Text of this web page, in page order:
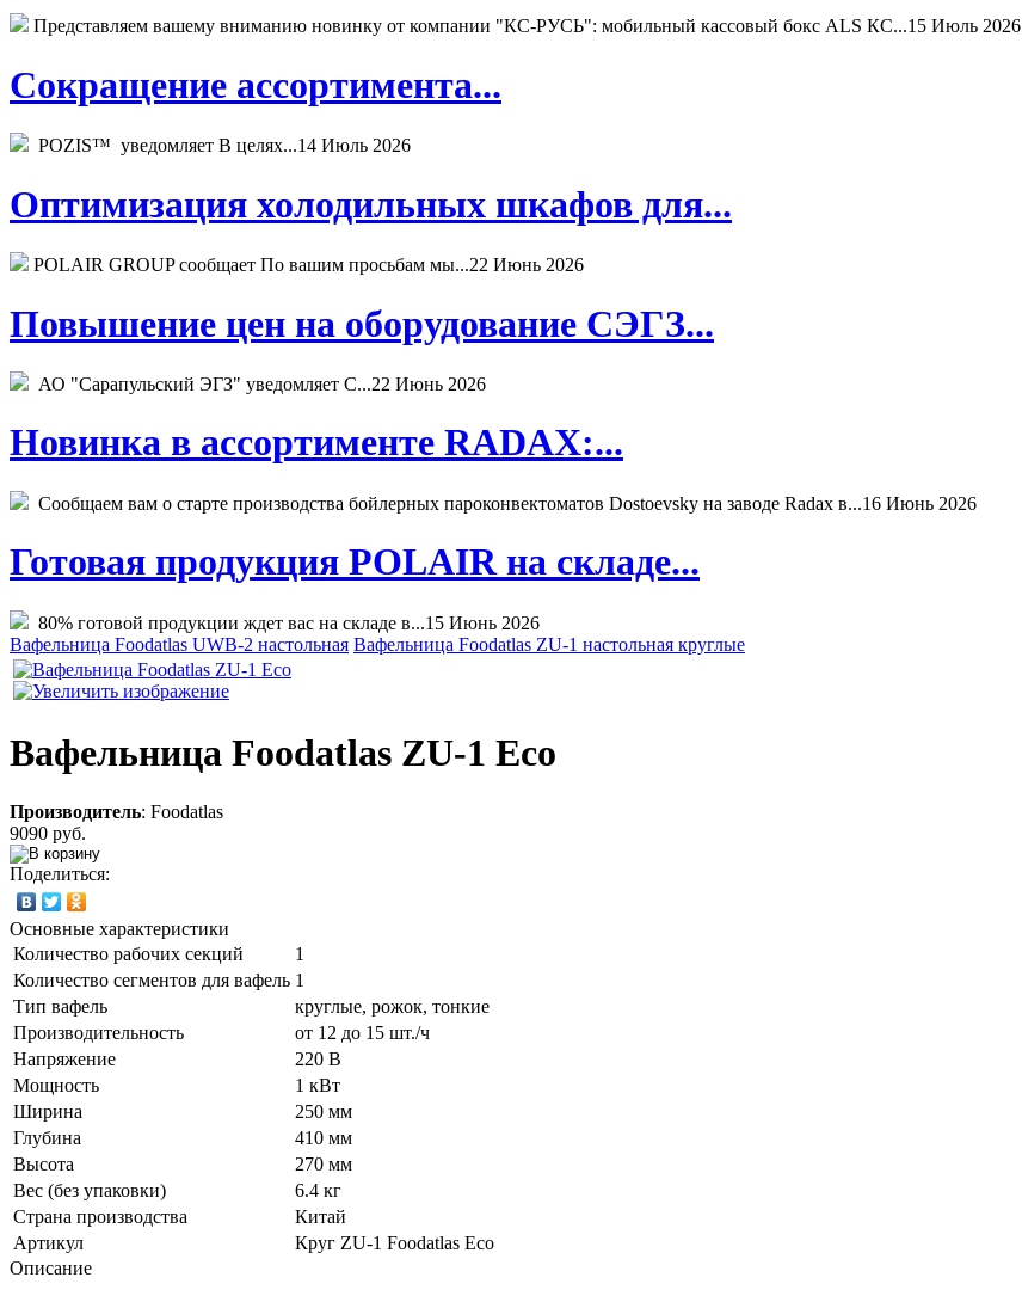
Представляем вашему вниманию новинку от компании "КС-РУСЬ": мобильный кассовый бокс ALS КС...15 Июль 2026
Сокращение ассортимента...
POZIS™ уведомляет В целях...14 Июль 2026
Оптимизация холодильных шкафов для...
POLAIR GROUP сообщает По вашим просьбам мы...22 Июнь 2026
Повышение цен на оборудование СЭГЗ...
АО "Сарапульский ЭГЗ" уведомляет С...22 Июнь 2026
Новинка в ассортименте RADAX:...
Сообщаем вам о старте производства бойлерных пароконвектоматов Dostoevsky на заводе Radax в...16 Июнь 2026
Готовая продукция POLAIR на складе...
80% готовой продукции ждет вас на складе в...15 Июнь 2026
Вафельница Foodatlas UWB-2 настольная Вафельница Foodatlas ZU-1 настольная круглые
Вафельница Foodatlas ZU-1 Eco
Производитель: Foodatlas
9090 руб.
Поделиться:
Основные характеристики
Количество рабочих секций
1
Количество сегментов для вафель 1
Тип вафель
круглые, рожок, тонкие
Производительность
от 12 до 15 шт./ч
Напряжение
220 В
Мощность
1 кВт
Ширина
250 мм
Глубина
410 мм
Высота
270 мм
Вес (без упаковки)
6.4 кг
Страна производства
Китай
Артикул
Круг ZU-1 Foodatlas Eco
Описание